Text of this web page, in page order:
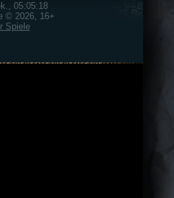
05:05:18
© 2026, 16+
Spiele